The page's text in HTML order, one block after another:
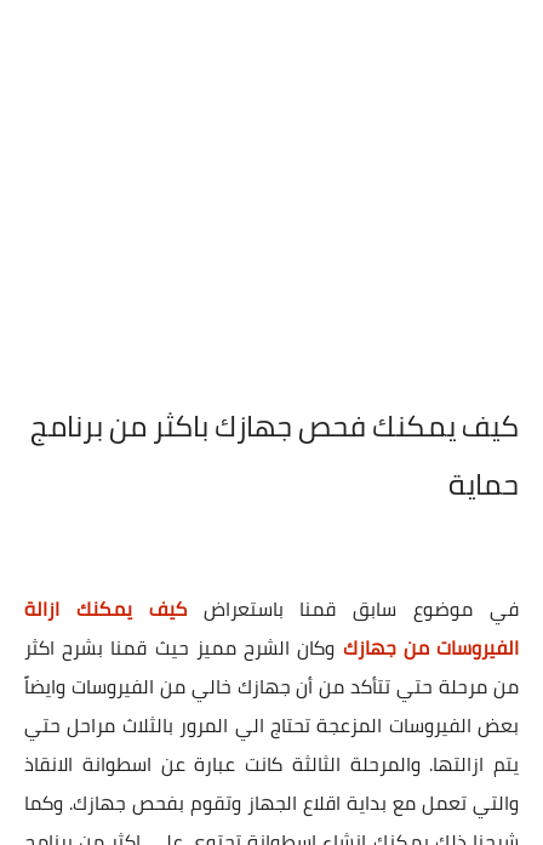
كيف يمكنك فحص جهازك باكثر من برنامج
حماية
في موضوع سابق قمنا باستعراضكيف يمكنك ازالة
الفيروسات من جهازك وكان الشرح مميز حيث قمنا بشرح اكثر
من مرحلة حتي تتأكد من أن جهازك خالي من الفيروسات وايضاً
بعض الفيروسات المزعجة تحتاج الي المرور بالثلاث مراحل حتي
يتم ازالتها. والمرحلة الثالثة كانت عبارة عن اسطوانة الانقاذ
والتي تعمل مع بداية اقلاع الجهاز وتقوم بفحص جهازك. وكما